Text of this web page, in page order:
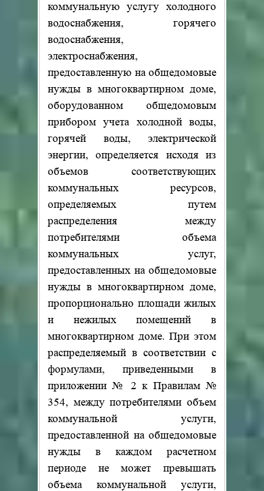
коммунальную услугу холодного
водоснабжения, горячего
водоснабжения,
электроснабжения,
предоставленную на общедомовые
нужды в многоквартирном доме,
оборудованном общедомовым
прибором учета холодной воды,
горячей воды, электрической
энергии, определяется исходя из
объемов соответствующих
коммунальных ресурсов,
определяемых путем
распределения между
потребителями объема
коммунальных услуг,
предоставленных на общедомовые
нужды в многоквартирном доме,
пропорционально площади жилых
и нежилых помещений в
многоквартирном доме. При этом
распределяемый в соответствии с
формулами, приведенными в
приложении № 2 к Правилам №
354, между потребителями объем
коммунальной услуги,
предоставленной на общедомовые
нужды в каждом расчетном
периоде не может превышать
объема коммунальной услуги,